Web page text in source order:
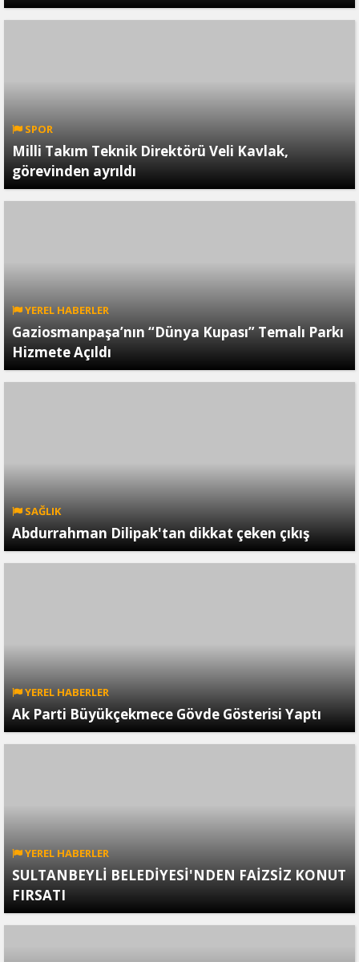
SPOR
Milli Takım Teknik Direktörü Veli Kavlak,
görevinden ayrıldı
YEREL HABERLER
Gaziosmanpaşa’nın “Dünya Kupası” Temalı Parkı
Hizmete Açıldı
SAĞLIK
Abdurrahman Dilipak'tan dikkat çeken çıkış
YEREL HABERLER
Ak Parti Büyükçekmece Gövde Gösterisi Yaptı
YEREL HABERLER
SULTANBEYLİ BELEDİYESİ'NDEN FAİZSİZ KONUT
FIRSATI